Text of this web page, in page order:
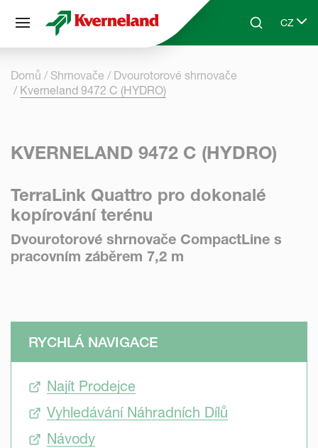
Skip to main contentSearchCZ
Select
Domů Shrnovače
Dvourotorové shrnovače
Kverneland 9472 C (HYDRO)
KVERNELAND 9472 C (HYDRO)
TerraLink Quattro pro dokonalé
kopírování terénu
Dvourotorové shrnovače CompactLine s
pracovním záběrem 7,2 m
RYCHLÁ NAVIGACE
Najít Prodejce
Vyhledávání Náhradních Dílů
Návody
Panel pro správu cookies